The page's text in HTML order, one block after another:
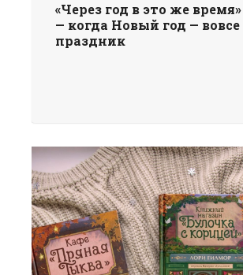
«Через год в это же
— когда Новый год — вовсе
праздник